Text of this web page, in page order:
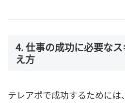
4. 仕事の成功に必要な
え方
テレアポで成功するために